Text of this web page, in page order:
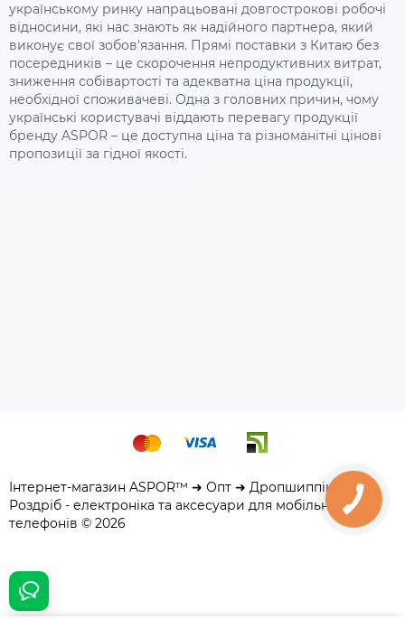
українському ринку напрацьовані довгострокові робочі
відносини, які нас знають як надійного партнера, який
виконує свої зобов'язання. Прямі поставки з Китаю без
посередників – це скорочення непродуктивних витрат,
зниження собівартості та адекватна ціна продукції,
необхідної споживачеві. Одна з головних причин, чому
українські користувачі віддають перевагу продукції
бренду ASPOR – це доступна ціна та різноманітні цінові
пропозиції за гідної якості.
Інтернет-магазин ASPOR™ ➜ Опт ➜ Дропшиппінг ➜
Роздріб - електроніка та аксесуари для мобільних
телефонів © 2026